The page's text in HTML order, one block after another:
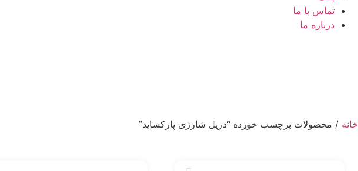
تماس با ما
درباره ما
خانه / محصولات برچسب خورده “دریل شارژی پارکساید”